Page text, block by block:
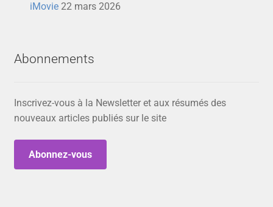
iMovie 22 mars 2026
Abonnements
Inscrivez-vous à la Newsletter et aux résumés des
nouveaux articles publiés sur le site
Abonnez-vous